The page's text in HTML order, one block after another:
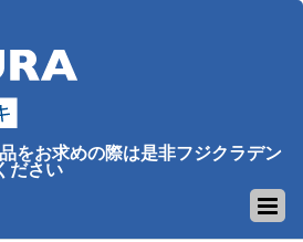
をお求めの際は是非フジクラデン
ださい